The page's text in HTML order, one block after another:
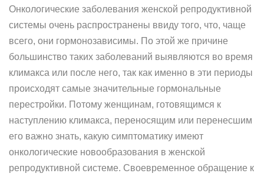
Онкологические заболевания женской репродуктивной
системы очень распространены ввиду того, что, чаще
всего, они гормонозависимы. По этой же причине
большинство таких заболеваний выявляются во время
климакса или после него, так как именно в эти периоды
происходят самые значительные гормональные
перестройки. Потому женщинам, готовящимся к
наступлению климакса, переносящим или перенесшим
его важно знать, какую симптоматику имеют
онкологические новообразования в женской
репродуктивной системе. Своевременное обращение к